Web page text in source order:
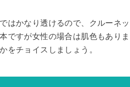
はかなり透けるので、クルーネッ
ですが女性の場合は肌色もありま
をチョイスしましょう。